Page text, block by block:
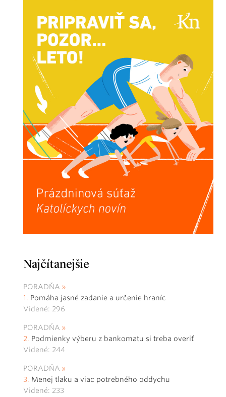
Najčítanejšie
PORADŇA
Pomáha jasné zadanie a určenie hraníc
Videné: 296
PORADŇA
Podmienky výberu z bankomatu si treba overiť
Videné: 244
PORADŇA
Menej tlaku a viac potrebného oddychu
Videné: 233